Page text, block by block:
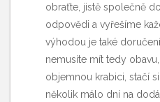
obraťte, jistě společně
odpovědi a vyřešíme
výhodou je také
nemusíte mít tedy
objemnou krabici, stačí
několik málo dní na